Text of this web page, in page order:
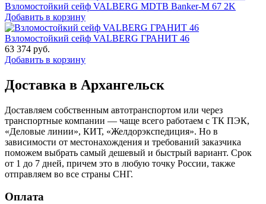
Взломостойкий сейф VALBERG MDTB Banker-M 67 2K
Добавить в корзину
Взломостойкий сейф VALBERG ГРАНИТ 46
63 374 руб.
Добавить в корзину
Доставка в Архангельск
Доставляем собственным автотранспортом или через
транспортные компании — чаще всего работаем с ТК ПЭК,
«Деловые линии», КИТ, «Желдорэкспедиция». Но в
зависимости от местонахождения и требований заказчика
поможем выбрать самый дешевый и быстрый вариант. Срок
от 1 до 7 дней, причем это в любую точку России, также
отправляем во все страны СНГ.
Оплата